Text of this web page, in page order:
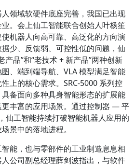
领域软硬件底座完善，我国已出现
。会上仙工智能联合创始人叶杨笙
机器人向高可靠、高泛化的方向演
少、反馈弱、可控性低的问题，仙
产品”和“老技术 + 新产品”两种创新
、端到端导航、VLA 模型满足智能
上的核心需求。SRC-5000 系列控
备面向多种具身智能形态的扩展能
丰富的应用场景。通过控制器 — 平
仙工智能持续打破智能机器人应用的
景中的落地进程。
能，也与零部件的工业制造息息相
公司副总经理薛剑波指出，与软件